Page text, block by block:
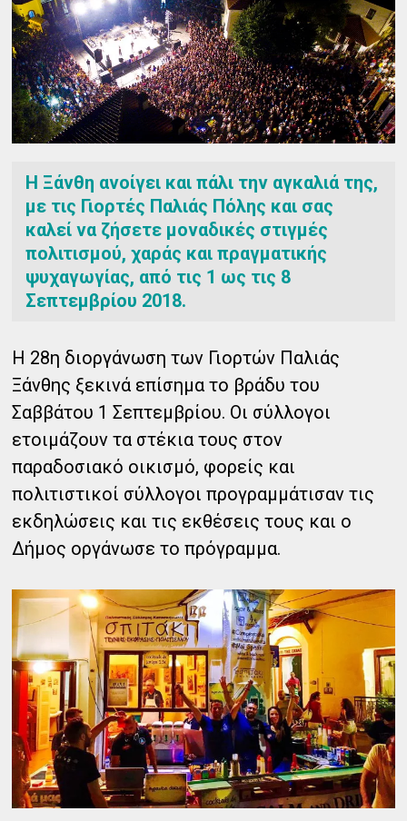
Η Ξάνθη ανοίγει και πάλι την αγκαλιά της,
με τις Γιορτές Παλιάς Πόλης και σας
καλεί να ζήσετε μοναδικές στιγμές
πολιτισμού, χαράς και πραγματικής
ψυχαγωγίας, από τις 1 ως τις 8
Σεπτεμβρίου 2018.
Η 28η διοργάνωση των Γιορτών Παλιάς
Ξάνθης ξεκινά επίσημα το βράδυ του
Σαββάτου 1 Σεπτεμβρίου. Οι σύλλογοι
ετοιμάζουν τα στέκια τους στον
παραδοσιακό οικισμό, φορείς και
πολιτιστικοί σύλλογοι προγραμμάτισαν τις
εκδηλώσεις και τις εκθέσεις τους και ο
Δήμος οργάνωσε το πρόγραμμα.